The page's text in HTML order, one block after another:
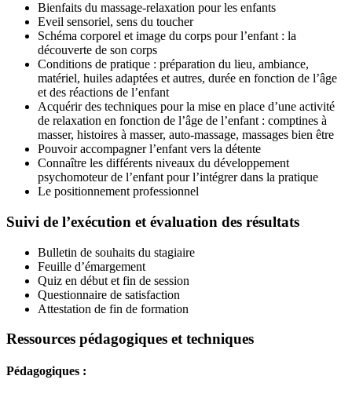
Bienfaits du massage-relaxation pour les enfants
Eveil sensoriel, sens du toucher
Schéma corporel et image du corps pour l’enfant : la
découverte de son corps
Conditions de pratique : préparation du lieu, ambiance,
matériel, huiles adaptées et autres, durée en fonction de l’âge
et des réactions de l’enfant
Acquérir des techniques pour la mise en place d’une activité
de relaxation en fonction de l’âge de l’enfant : comptines à
masser, histoires à masser, auto-massage, massages bien être
Pouvoir accompagner l’enfant vers la détente
Connaître les différents niveaux du développement
psychomoteur de l’enfant pour l’intégrer dans la pratique
Le positionnement professionnel
Suivi de l’exécution et évaluation des résultats
Bulletin de souhaits du stagiaire
Feuille d’émargement
Quiz en début et fin de session
Questionnaire de satisfaction
Attestation de fin de formation
Ressources pédagogiques et techniques
Pédagogiques :